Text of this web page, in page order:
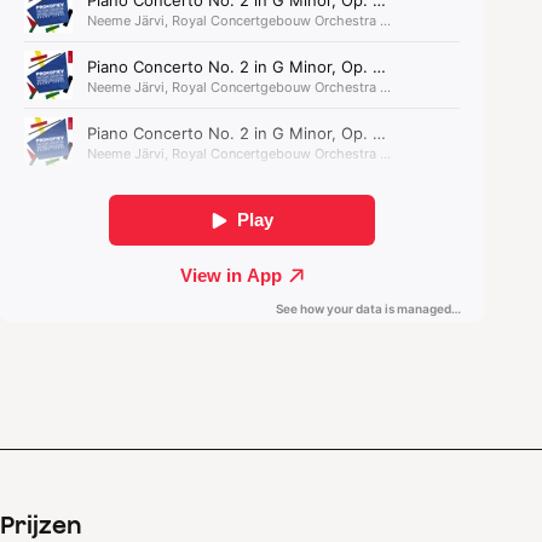
van elegantie, grilligheid en wonderlijke
orkestkleuren. Volgens Prokofjev zelf bevatte het
de beste passages die hij ooit geschreven had.
Argentijnse pianist is altijd
een indrukwekkende
gebeurtenis.
Prijzen